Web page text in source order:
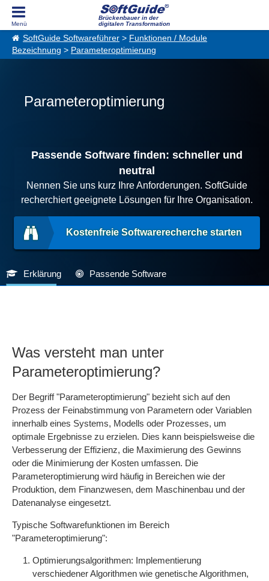
Brückenbauer in der
digitalen Transformation
SoftGuide Softwareführer > Funktionen / Module
Bezeichnung > Parameteroptimierung
Parameteroptimierung
Passende Software finden: schneller und
neutral
Nennen Sie uns kurz Ihre Anforderungen. SoftGuide
recherchiert geeignete Lösungen für Ihre Organisation.
Kostenfreie Softwarerecherche starten
Erklärung Passende Software
Was versteht man unter
Parameteroptimierung?
Der Begriff "Parameteroptimierung" bezieht sich auf den
Prozess der Feinabstimmung von Parametern oder Variablen
innerhalb eines Systems, Modells oder Prozesses, um
optimale Ergebnisse zu erzielen. Dies kann beispielsweise die
Verbesserung der Effizienz, die Maximierung des Gewinns
oder die Minimierung der Kosten umfassen. Die
Parameteroptimierung wird häufig in Bereichen wie der
Produktion, dem Finanzwesen, dem Maschinenbau und der
Datenanalyse eingesetzt.
Typische Softwarefunktionen im Bereich
"Parameteroptimierung":
Optimierungsalgorithmen: Implementierung
verschiedener Algorithmen wie genetische Algorithmen,